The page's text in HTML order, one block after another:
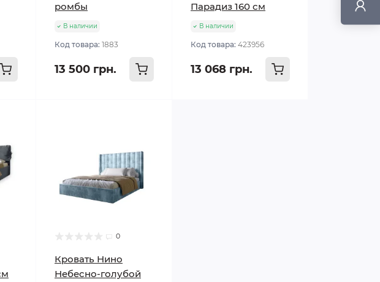
ромбы
В наличии
Код товара: 1883
13 500 грн.
Парадиз 160 см
В наличии
Код товара: 423956
13 068 грн.
0
Кровать Нино
Небесно-голубой